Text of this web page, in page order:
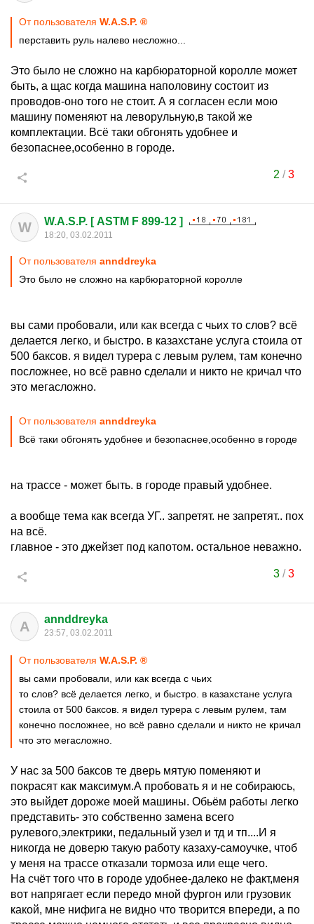
От пользователя W.A.S.P. ®
перставить руль налево несложно...
Это было не сложно на карбюраторной королле может
быть, а щас когда машина наполовину состоит из
проводов-оно того не стоит. А я согласен если мою
машину поменяют на леворульную,в такой же
комплектации. Всё таки обгонять удобнее и
безопаснее,особенно в городе.
2 /3
W W.A.S.P. [ ASTM F 899-12 ]
18:20, 03.02.2011
От пользователя annddreyka
Это было не сложно на карбюраторной королле
вы сами пробовали, или как всегда с чьих то слов? всё
делается легко, и быстро. в казахстане услуга стоила от
500 баксов. я видел турера с левым рулем, там конечно
посложнее, но всё равно сделали и никто не кричал что
это мегасложно.
От пользователя annddreyka
Всё таки обгонять удобнее и безопаснее,особенно в городе
на трассе - может быть. в городе правый удобнее.
а вообще тема как всегда УГ.. запретят. не запретят.. пох
на всё.
главное - это джейзет под капотом. остальное неважно.
3/3
A annddreyka
23:57, 03.02.2011
От пользователя W.A.S.P. ®
вы сами пробовали, или как всегда с чьих
то слов? всё делается легко, и быстро. в казахстане услуга
стоила от 500 баксов. я видел турера с левым рулем, там
конечно посложнее, но всё равно сделали и никто не кричал
что это мегасложно.
У нас за 500 баксов те дверь мятую поменяют и
покрасят как максимум.А пробовать я и не собираюсь,
это выйдет дороже моей машины. Обьём работы легко
представить- это собственно замена всего
рулевого,электрики, педальный узел и тд и тп....И я
никогда не доверю такую работу казаху-самоучке, чтоб
у меня на трассе отказали тормоза или еще чего.
На счёт того что в городе удобнее-далеко не факт,меня
вот напрягает если передо мной фургон или грузовик
какой, мне нифига не видно что творится впереди, а по